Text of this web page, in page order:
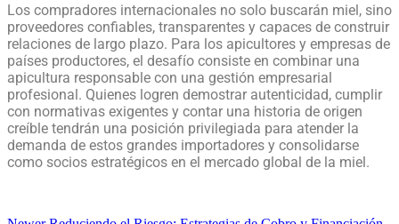
Los compradores internacionales no solo buscarán miel, sino
proveedores confiables, transparentes y capaces de construir
relaciones de largo plazo. Para los apicultores y empresas de
países productores, el desafío consiste en combinar una
apicultura responsable con una gestión empresarial
profesional. Quienes logren demostrar autenticidad, cumplir
con normativas exigentes y contar una historia de origen
creíble tendrán una posición privilegiada para atender la
demanda de estos grandes importadores y consolidarse
como socios estratégicos en el mercado global de la miel.